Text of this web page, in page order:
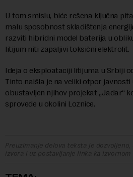
U tom smislu, biće rešena ključna
malu sposobnost skladištenja
razviti hibridni model baterija u
litijum niti zapaljivi toksični elektrolit.
Ideja o eksploataciji litijuma u Srbiji
Tinto naišla je na veliki otpor javnosti
obustavljen njihov projekat „Jadar“
sprovede u okolini Loznice.
Preuzimanje delova teksta je
izvora i uz postavljanje linka ka izvornom